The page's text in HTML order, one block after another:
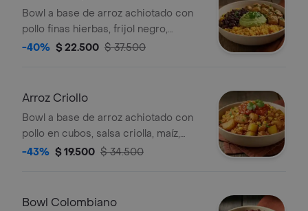
Bowl a base de arroz achiotado con
pollo finas hierbas, frijol negro,
guacamole, madurito y un toque de
-40% $ 22.500 $ 37.500
Arroz Criollo
Bowl a base de arroz achiotado con
pollo en cubos, salsa criolla, maíz,
papa, madurito y un toque de cilantro.
-43% $ 19.500 $ 34.500
Bowl Colombiano